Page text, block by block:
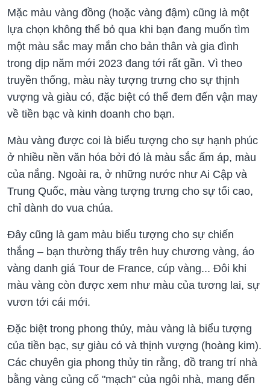
Mặc màu vàng đồng (hoặc vàng đậm) cũng là một
lựa chọn không thể bỏ qua khi bạn đang muốn tìm
một màu sắc may mắn cho bản thân và gia đình
trong dịp năm mới 2023 đang tới rất gần. Vì theo
truyền thống, màu này tượng trưng cho sự thịnh
vượng và giàu có, đặc biệt có thể đem đến vận may
về tiền bạc và kinh doanh cho bạn.
Màu vàng được coi là biểu tượng cho sự hạnh phúc
ở nhiều nền văn hóa bởi đó là màu sắc ấm áp, màu
của nắng. Ngoài ra, ở những nước như Ai Cập và
Trung Quốc, màu vàng tượng trưng cho sự tối cao,
chỉ dành do vua chúa.
Đây cũng là gam màu biểu tượng cho sự chiến
thắng – bạn thường thấy trên huy chương vàng, áo
vàng danh giá Tour de France, cúp vàng... Đôi khi
màu vàng còn được xem như màu của tương lai, sự
vươn tới cái mới.
Đặc biệt trong phong thủy, màu vàng là biểu tượng
của tiền bạc, sự giàu có và thịnh vượng (hoàng kim).
Các chuyên gia phong thủy tin rằng, đồ trang trí nhà
bằng vàng củng cố "mạch" của ngôi nhà, mang đến